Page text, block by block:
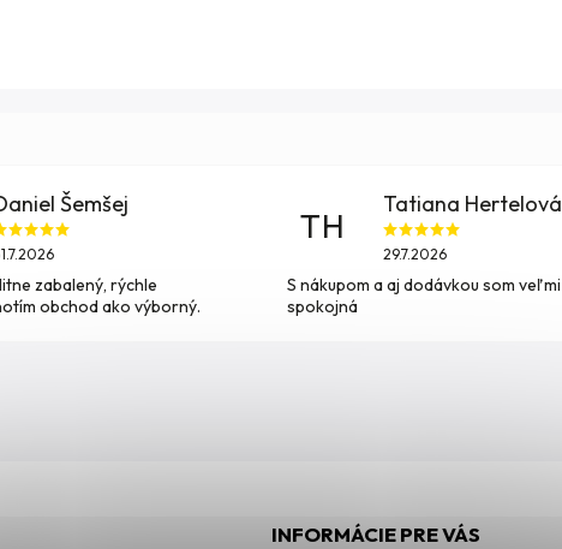
Šemšej
zabalený, rýchle
obchod ako výborný.
TH
Tatiana Hertelová
29.7.2026
S nákupom a aj dodávkou som veľmi
spokojná
INFORMÁCIE PRE VÁS